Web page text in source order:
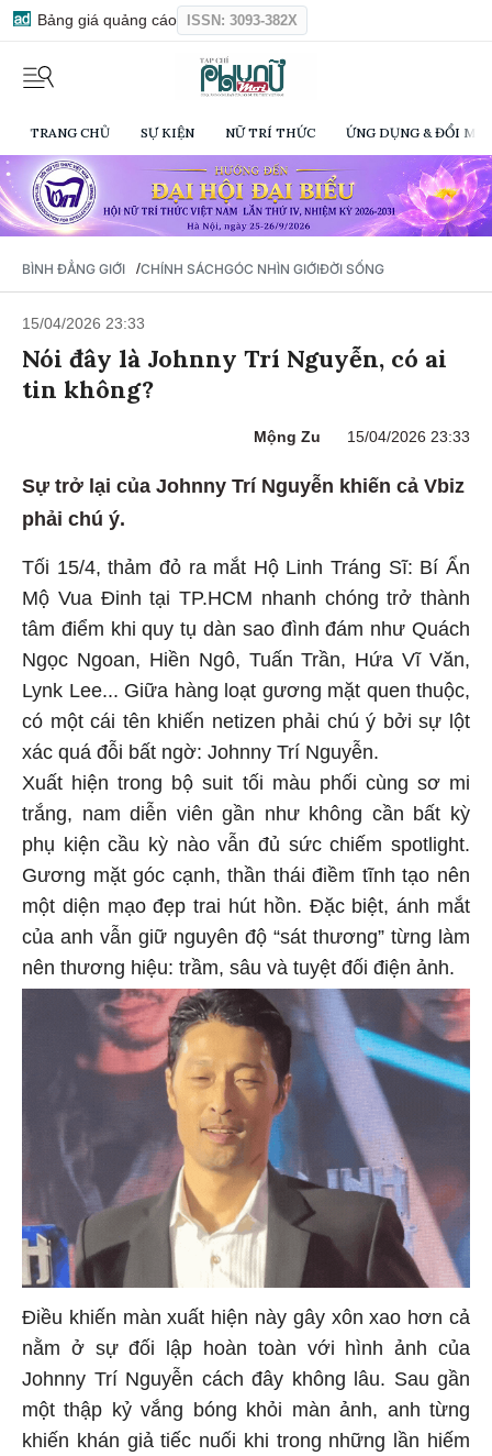
Bảng giá quảng cáo ISSN: 3093-382X
TRANG CHỦ SỰ KIỆN NỮ TRÍ THỨC ỨNG DỤNG & ĐỔI
BÌNH ĐẲNG GIỚI /CHÍNH SÁCHGÓC NHÌN GIỚIĐỜI SỐNG
15/04/2026 23:33
Nói đây là Johnny Trí Nguyễn, có ai
tin không?
Mộng Zu 15/04/2026 23:33
Sự trở lại của Johnny Trí Nguyễn khiến cả Vbiz
phải chú ý.
Tối 15/4, thảm đỏ ra mắt Hộ Linh Tráng Sĩ: Bí Ẩn
Mộ Vua Đinh tại TP.HCM nhanh chóng trở thành
tâm điểm khi quy tụ dàn sao đình đám như Quách
Ngọc Ngoan, Hiền Ngô, Tuấn Trần, Hứa Vĩ Văn,
Lynk Lee... Giữa hàng loạt gương mặt quen thuộc,
có một cái tên khiến netizen phải chú ý bởi sự lột
xác quá đỗi bất ngờ: Johnny Trí Nguyễn.
Xuất hiện trong bộ suit tối màu phối cùng sơ mi
trắng, nam diễn viên gần như không cần bất kỳ
phụ kiện cầu kỳ nào vẫn đủ sức chiếm spotlight.
Gương mặt góc cạnh, thần thái điềm tĩnh tạo nên
một diện mạo đẹp trai hút hồn. Đặc biệt, ánh mắt
của anh vẫn giữ nguyên độ “sát thương” từng làm
nên thương hiệu: trầm, sâu và tuyệt đối điện ảnh.
Điều khiến màn xuất hiện này gây xôn xao hơn cả
nằm ở sự đối lập hoàn toàn với hình ảnh của
Johnny Trí Nguyễn cách đây không lâu. Sau gần
một thập kỷ vắng bóng khỏi màn ảnh, anh từng
khiến khán giả tiếc nuối khi trong những lần hiếm